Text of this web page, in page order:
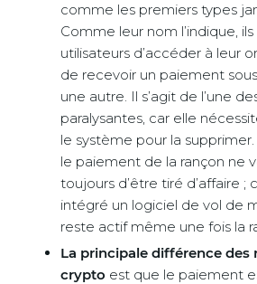
comme les premiers types
Comme leur nom l’indique,
utilisateurs d’accéder à leur
de recevoir un paiement
une autre. Il s’agit de l’une
paralysantes, car elle
le système pour la
le paiement de la rançon ne
toujours d’être tiré d’affaire ;
intégré un logiciel de vol de
reste actif même une fois la
La principale différence des
crypto est que le paiement